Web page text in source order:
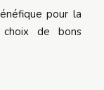
pour la
de bons